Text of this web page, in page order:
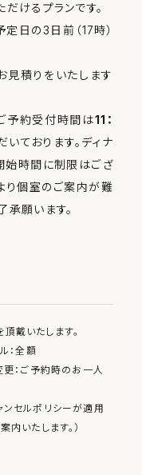
けるプランです。
日の3日前（17時）
見積りをいたします
予約受付時間は11：
いております。ディナ
始時間に制限はござ
り個室のご案内が難
承願います。
戴いたします。
：全額
：ご予約時のお一人
セルポリシーが適用
内いたします。）